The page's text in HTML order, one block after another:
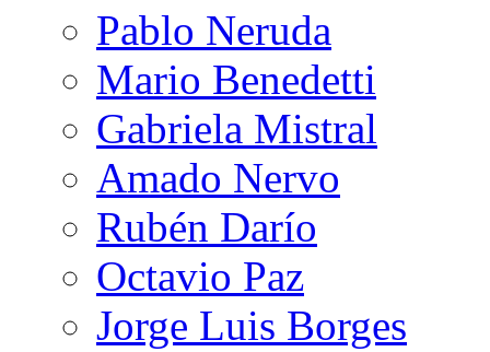
Pablo Neruda
Mario Benedetti
Gabriela Mistral
Amado Nervo
Rubén Darío
Octavio Paz
Jorge Luis Borges